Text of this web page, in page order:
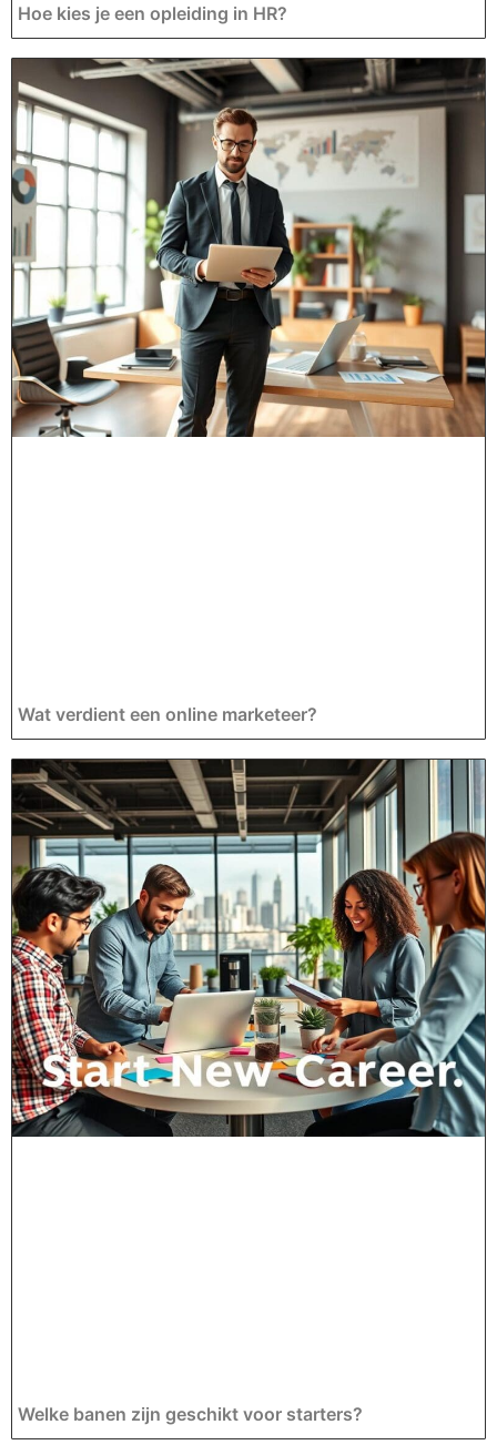
Hoe kies je een opleiding in HR?
Wat verdient een online marketeer?
Welke banen zijn geschikt voor starters?